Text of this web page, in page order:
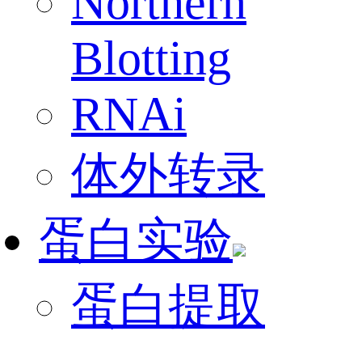
Blotting
RNAi
体外转录
蛋白实验
蛋白提取